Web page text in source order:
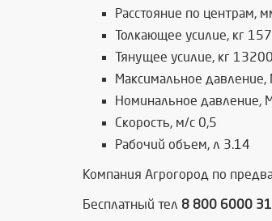
Расстояние по центрам,
Толкающее усилие, кг
Тянущее усилие, кг 13200
Максимальное давление,
Номинальное давление,
Скорость, м/с 0,5
Рабочий объем, л 3.14
Компания Агрогород по
Бесплатный тел 8 800 6000